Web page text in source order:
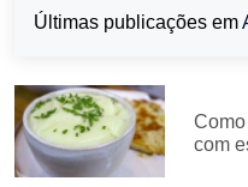
Últimas publicações em
com